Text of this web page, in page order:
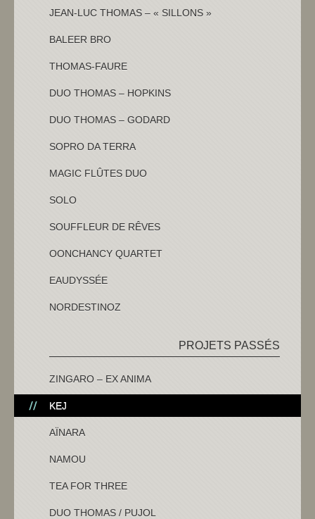
JEAN-LUC THOMAS – « SILLONS »
BALEER BRO
THOMAS-FAURE
DUO THOMAS – HOPKINS
DUO THOMAS – GODARD
SOPRO DA TERRA
MAGIC FLÛTES DUO
SOLO
SOUFFLEUR DE RÊVES
OONCHANCY QUARTET
EAUDYSSÉE
NORDESTINOZ
PROJETS PASSÉS
ZINGARO – EX ANIMA
KEJ
AÏNARA
NAMOU
TEA FOR THREE
DUO THOMAS / PUJOL